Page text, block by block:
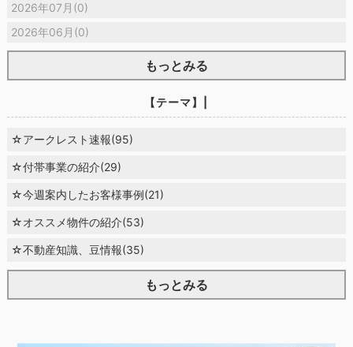
2026年07月(0)
2026年06月(0)
もっとみる
【テーマ】|
☆アークレスト速報(95)
☆付帯事業の紹介(29)
☆今週案内したお客様事例(21)
☆オススメ物件の紹介(53)
☆不動産知識、豆情報(35)
もっとみる